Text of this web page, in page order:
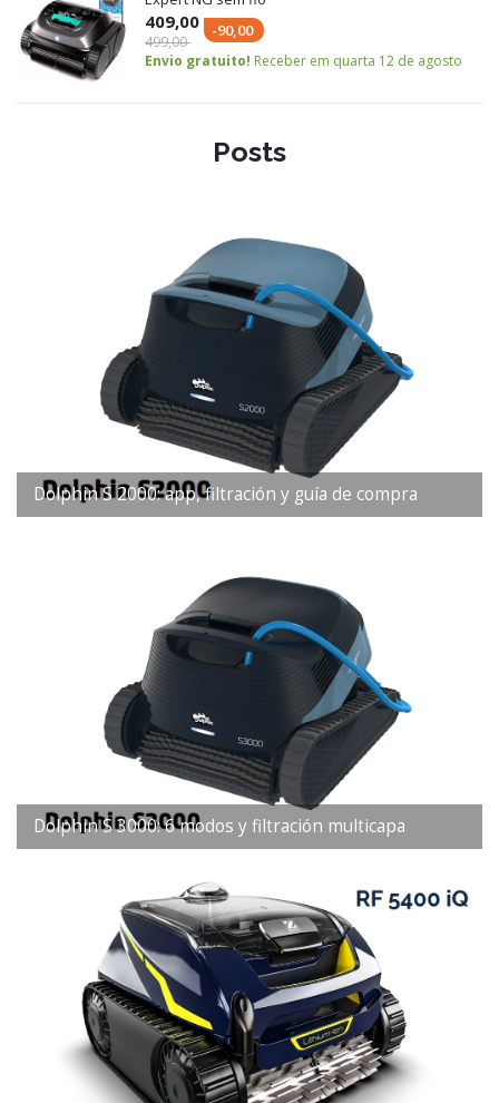
409,00
499,00
-90,00
Envio gratuito! Receber em quarta 12 de agosto
Posts
Dolphin S 2000: app, filtración y guía de compra
Dolphin S 3000: 6 modos y filtración multicapa